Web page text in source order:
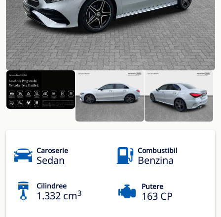
Caroserie
Sedan
Combustibil
Benzina
Cilindree
1.332 cm3
Putere
163 CP